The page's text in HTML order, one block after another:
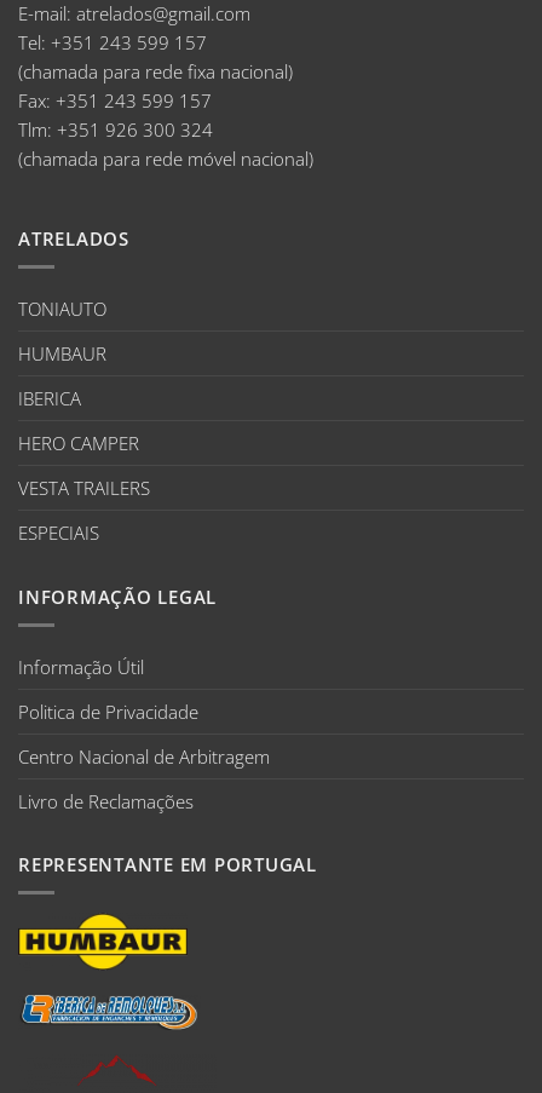
E-mail: atrelados@gmail.com
Tel: +351 243 599 157
(chamada para rede fixa nacional)
Fax: +351 243 599 157
Tlm: +351 926 300 324
(chamada para rede móvel nacional)
ATRELADOS
TONIAUTO
HUMBAUR
IBERICA
HERO CAMPER
VESTA TRAILERS
ESPECIAIS
INFORMAÇÃO LEGAL
Informação Útil
Politica de Privacidade
Centro Nacional de Arbitragem
Livro de Reclamações
REPRESENTANTE EM PORTUGAL